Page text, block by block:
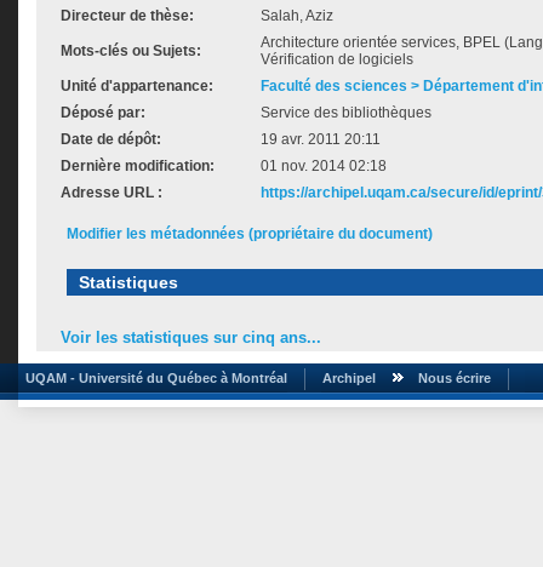
Directeur de thèse: Salah, Aziz
Mots-clés ou Sujets:
Architecture orientée services, BPEL
Vérification de logiciels
Unité d'appartenance:
Faculté des sciences > Département
Déposé par:
Service des bibliothèques
Date de dépôt:
19 avr. 2011 20:11
Dernière modification:
01 nov. 2014 02:18
Adresse URL :
https://archipel.uqam.ca/secure/id/
Modifier les métadonnées (propriétaire du document)
Statistiques
Voir les statistiques sur cinq ans...
UQAM - Université du Québec à Montréal Archipel Nous écrire